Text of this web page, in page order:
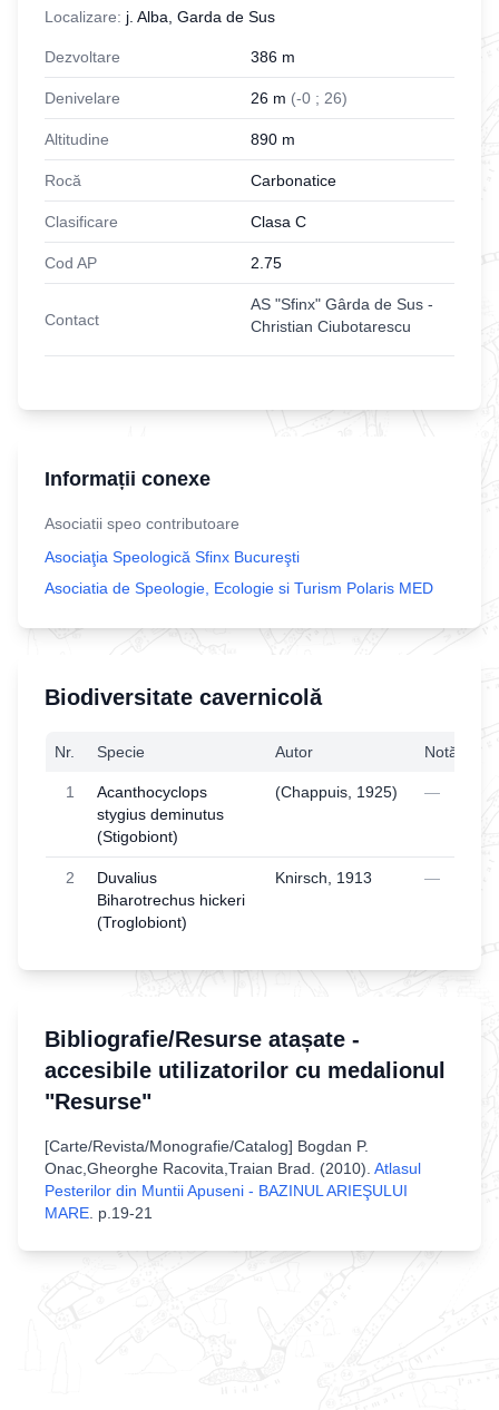
Localizare: j. Alba, Garda de Sus
Dezvoltare 386 m
Denivelare 26 m (-0 ; 26)
Altitudine 890 m
Rocă Carbonatice
Clasificare Clasa C
Cod AP 2.75
Contact
AS "Sfinx" Gârda de Sus -
Christian Ciubotarescu
Informații conexe
Asociatii speo contributoare
Asociaţia Speologică Sfinx Bucureşti
Asociatia de Speologie, Ecologie si Turism Polaris MED
Biodiversitate cavernicolă
Nr. Specie Autor Notă
1
Acanthocyclops
stygius deminutus
(Stigobiont)
(Chappuis, 1925) —
2
Duvalius
Biharotrechus hickeri
(Troglobiont)
Knirsch, 1913 —
Bibliografie/Resurse atașate -
accesibile utilizatorilor cu medalionul
"Resurse"
[Carte/Revista/Monografie/Catalog] Bogdan P.
Onac,Gheorghe Racovita,Traian Brad . (2010). Atlasul
Pesterilor din Muntii Apuseni - BAZINUL ARIEŞULUI
MARE p.19-21